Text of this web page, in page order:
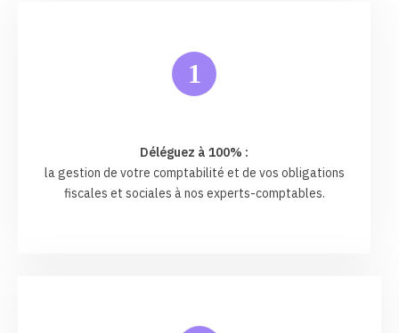
1
Déléguez à 100% :
la gestion de votre comptabilité et de vos obligations
fiscales et sociales à nos experts-comptables.